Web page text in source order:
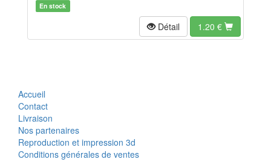
En stock
Détail 1.20 €
Accueil
Contact
Livraison
Nos partenaires
Reproduction et impression 3d
Conditions générales de ventes